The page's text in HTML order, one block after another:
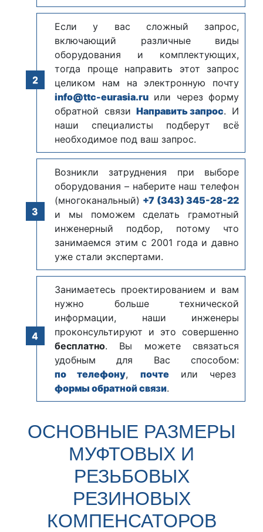
Если у вас сложный запрос,
включающий различные виды
оборудования и комплектующих,
тогда проще направить этот запрос
целиком нам на электронную почту
info@ttc-eurasia.ru или через форму
обратной связиНаправить запрос. И
наши специалисты подберут всё
необходимое под ваш запрос.
Возникли затруднения при выборе
оборудования – наберите наш телефон
(многоканальный) +7 (343) 345-28-22
и мы поможем сделать грамотный
инженерный подбор, потому что
занимаемся этим с 2001 года и давно
уже стали экспертами.
Занимаетесь проектированием и вам
нужно больше технической
информации, наши инженеры
проконсультируют и это совершенно
бесплатно. Вы можете связаться
удобным для Вас способом:
по телефону, почтеили через
формы обратной связи.
ОСНОВНЫЕ РАЗМЕРЫ
МУФТОВЫХ И
РЕЗЬБОВЫХ
РЕЗИНОВЫХ
КОМПЕНСАТОРОВ